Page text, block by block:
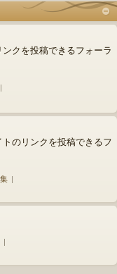
録
クを投稿できるフォーラ
のリンクを投稿できるフ